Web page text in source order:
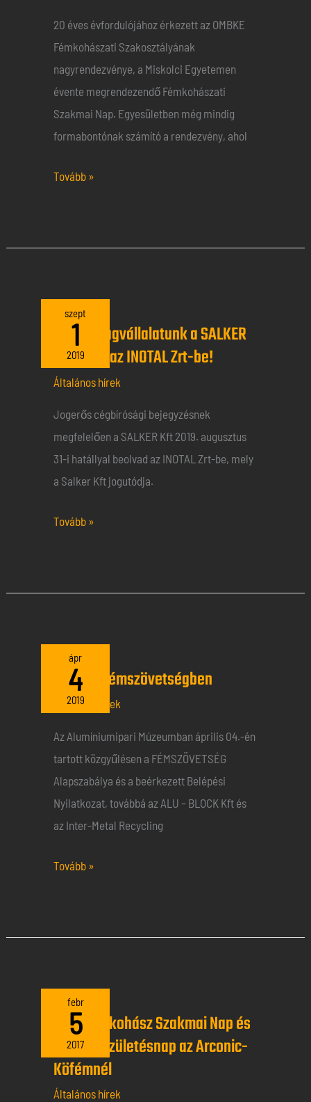
20 éves évfordulójához érkezett az OMBKE
Fémkohászati Szakosztályának
nagyrendezvénye, a Miskolci Egyetemen
évente megrendezendő Fémkohászati
Szakmai Nap. Egyesületben még mindig
formabontónak számító a rendezvény, ahol
Tovább »
szept
1
2019
Alapító tagvállalatunk a SALKER
beolvadt az INOTAL Zrt-be!
Általános hírek
Jogerős cégbírósági bejegyzésnek
megfelelően a SALKER Kft 2019. augusztus
31-i hatállyal beolvad az INOTAL Zrt-be, mely
a Salker Kft jogutódja.
Alapító
tagvállalatunk
SALKER
az
INOTAL
Zrt-
be!
Tovább »
ápr
4
2019
Új tag a Fémszövetségben
Általános hírek
Az Alumíniumipari Múzeumban április 04.-én
tartott közgyűlésen a FÉMSZÖVETSÉG
Alapszabálya és a beérkezett Belépési
Nyilatkozat, továbbá az ALU – BLOCK Kft és
az Inter-Metal Recycling
Tovább »
febr
5
2017
XVII. Fémkohász Szakmai Nap és
75 éves születésnap az Arconic-
Köfémnél
Általános hírek
XVII.
Fémkohász
Szakmai
Nap
és